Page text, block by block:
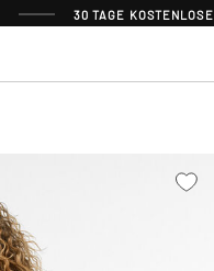
30 TAGE KOSTENLOSE